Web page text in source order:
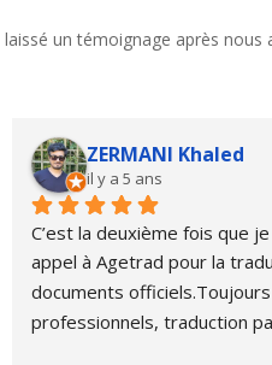
un témoignage après nous
ZERMANI Khaled
il y a 5 ans
C’est la deuxième fois que
appel à Agetrad pour la
documents
professionnels, traduction